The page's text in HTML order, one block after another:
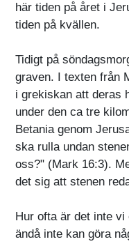
här tiden på året i
tiden på kvällen.
Tidigt på
graven. I texten från
i grekiskan att deras
under den ca tre
Betania genom
ska rulla undan
oss?" (Mark 16:3).
det sig att stenen
Hur ofta är det inte
ändå inte kan göra